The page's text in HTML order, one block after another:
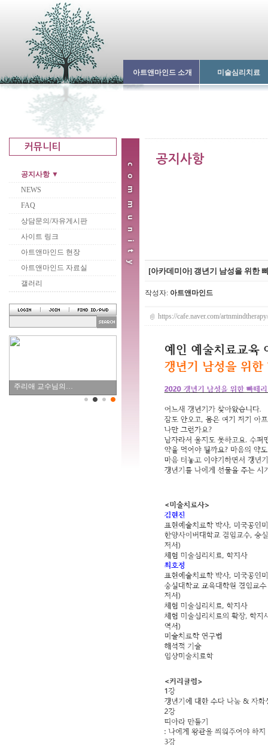
아트앤마인드 소개 미술심리치료
공지사항 ▼
NEWS
FAQ
상담문의/자유게시판
사이트 링크
아트앤마인드 현장
아트앤마인드 자료실
갤러리
주리애 교수님의…
[아카데미아] 갱년기 남성을 위한
작성자: 아트앤마인드
https://cafe.naver.com/